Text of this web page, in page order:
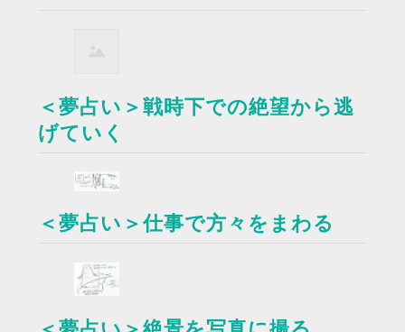
＜夢占い＞戦時下での絶望から逃
げていく
＜夢占い＞仕事で方々をまわる